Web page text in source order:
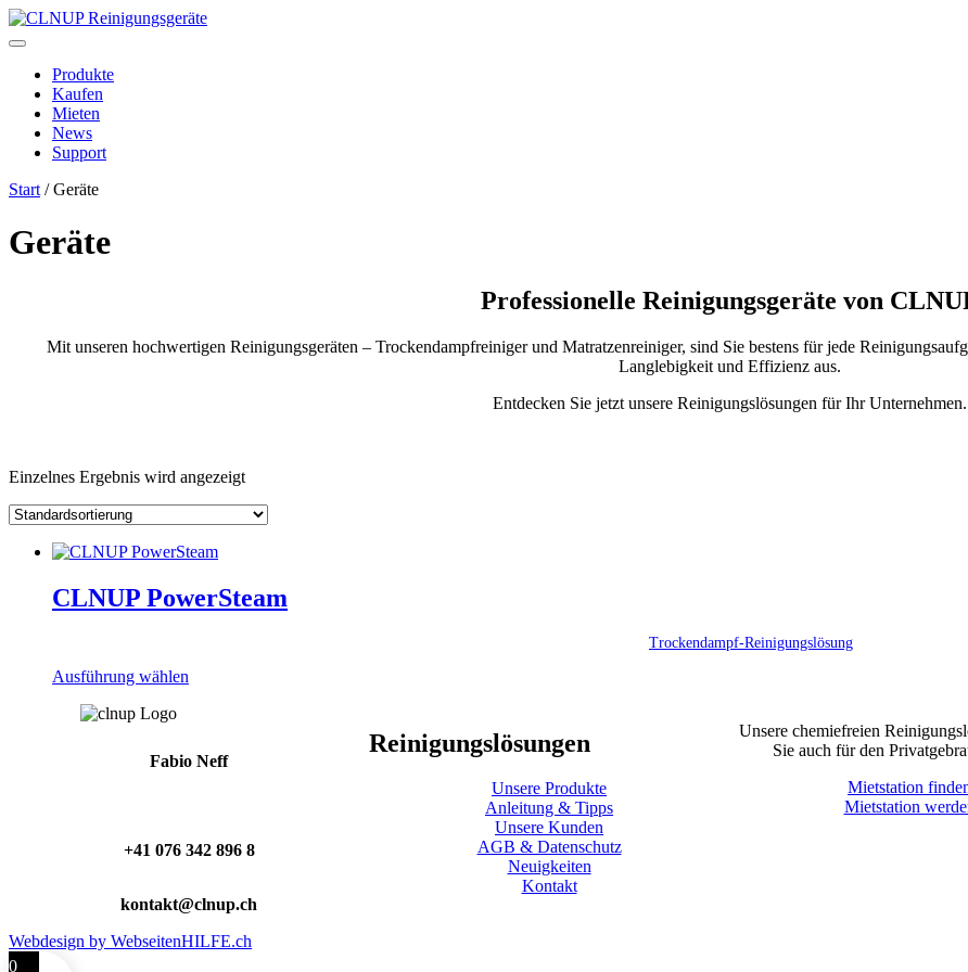
Skip
to
Produkte
Kaufen
Mieten
News
Support
Start / Geräte
Geräte
Professionelle Reinigungsgeräte von
Mit unseren hochwertigen Reinigungsgeräten – Trockendampfreiniger und Matratzenreiniger, sind Sie bestens für jede
Langlebigkeit und Effizienz aus.
Entdecken Sie jetzt unsere Reinigungslösungen für Ihr Unternehmen.
Einzelnes Ergebnis wird angezeigt
CLNUP PowerSteam
Trockendampf-Reinigungslösung
Ausführung wählen
Varianten
auf.
auf
gewählt
Fabio Neff
+41 076 342 896 8
kontakt@clnup.ch
Reinigungslösungen
Unsere Produkte
Anleitung & Tipps
Unsere Kunden
AGB & Datenschutz
Neuigkeiten
Kontakt
Unsere chemiefreien
Sie auch für den
Mietstation
Mietstation
Webdesign by WebseitenHILFE.ch
0